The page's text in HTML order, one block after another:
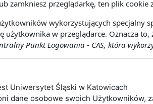
zamkniesz przeglądarkę, ten plik cookie
wykorzystujących specjalny
użytkownika w przeglądarce. Oznacza
Punkt Logowania - CAS, która
Uniwersytet Śląski w Katowicach
dane osobowe swoich Użytkowników,